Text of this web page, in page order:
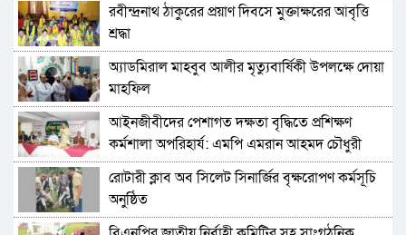
রবীন্দ্রনাথ ঠাকুরের প্রয়াণ দিবসে মুক্তাক্ষরের আবৃত্তি
শ্রদ্ধা
অ্যাডমিরাল মাহবুব আলীর মৃত্যুবার্ষিকী উপলক্ষে দোয়া
মাহফিল
‎আইনজীবীদের পেশাগত দক্ষতা বৃদ্ধিতে প্রশিক্ষণ
কর্মশালা অপরিহার্য: এমপি এমরান আহমদ চৌধুরী
রোটারী ক্লাব অব সিলেট সিনার্জির বৃক্ষরোপণ কর্মসূচি
অনুষ্ঠিত